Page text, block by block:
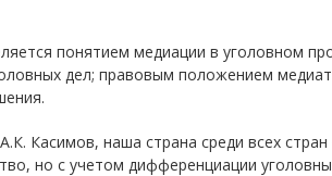
понятием медиации в уголовном
дел; правовым положением
Касимов, наша страна среди всех
но с учетом дифференциации